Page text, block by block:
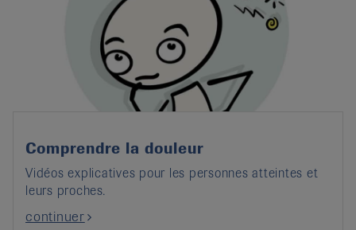
Comprendre la douleur
Vidéos explicatives pour les personnes atteintes et
leurs proches.
continuer